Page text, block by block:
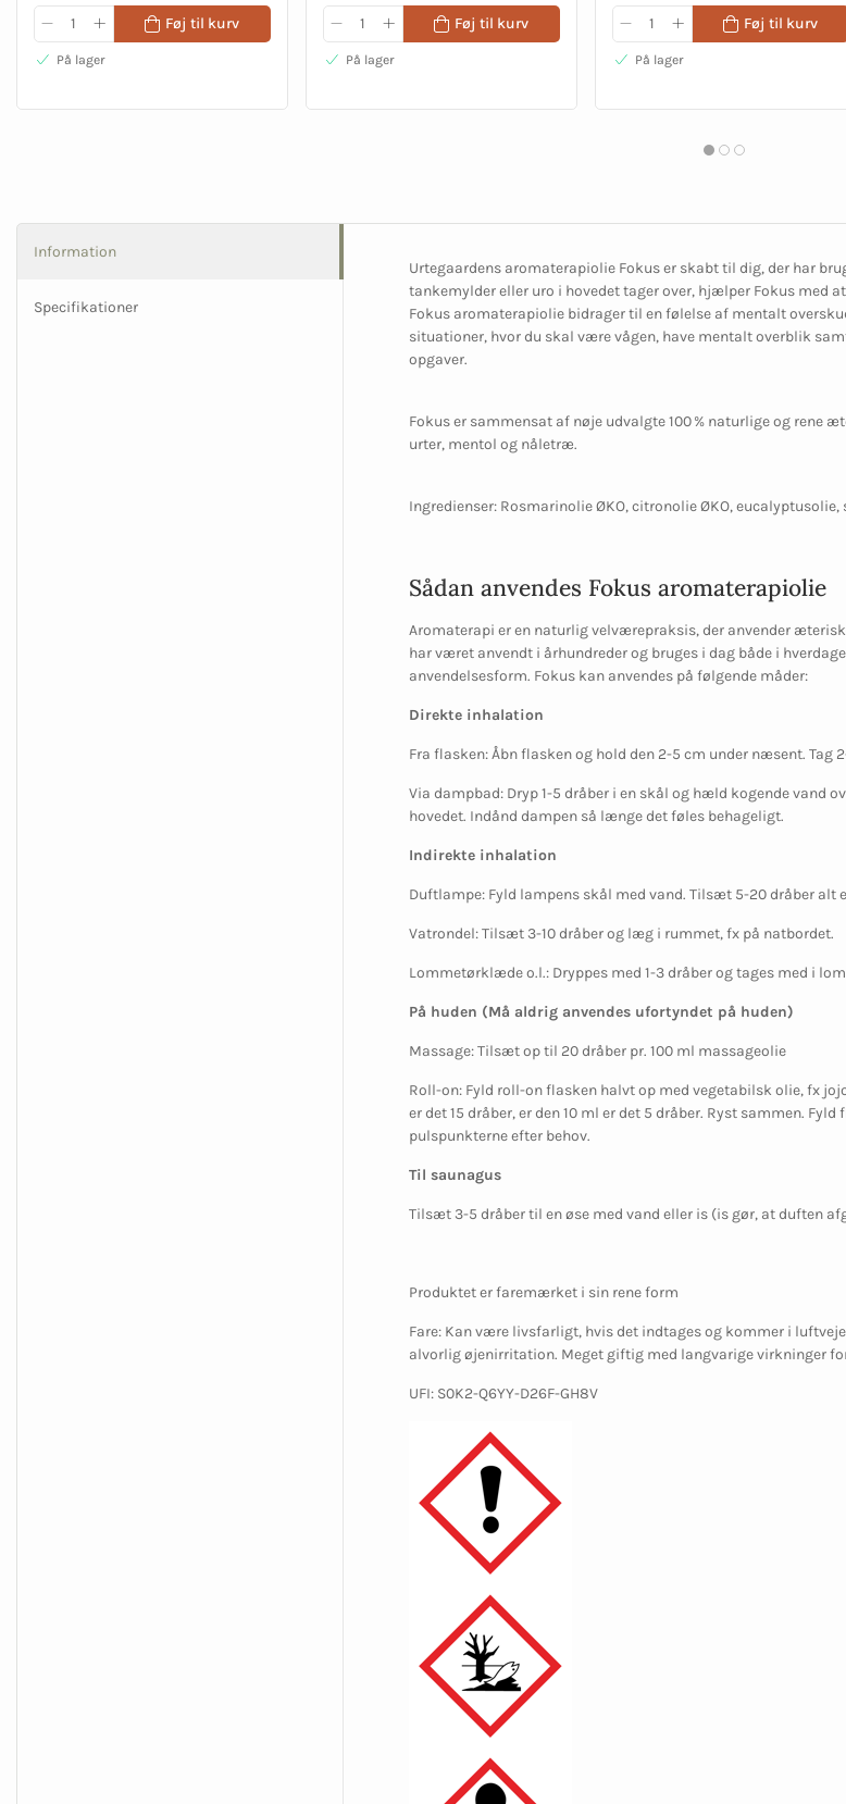
Føj til kurv
På lager
Føj til kurv
På lager
Føj til kurv
På lager
Information
Specifikationer
Urtegaardens aromaterapiolie Fokus er skabt til dig, der har
tankemylder eller uro i hovedet tager over, hjælper Fokus med
Fokus aromaterapiolie bidrager til en følelse af mentalt
situationer, hvor du skal være vågen, have mentalt overblik
opgaver.
Fokus er sammensat af nøje udvalgte 100 % naturlige og
urter, mentol og nåletræ.
Ingredienser: Rosmarinolie ØKO, citronolie ØKO,
Sådan anvendes Fokus aromaterapiolie
Aromaterapi er en naturlig velværepraksis, der anvender
har været anvendt i århundreder og bruges i dag både i
anvendelsesform. Fokus kan anvendes på følgende måder:
Direkte inhalation
Fra flasken: Åbn flasken og hold den 2-5 cm under næsent. Tag
Via dampbad: Dryp 1-5 dråber i en skål og hæld kogende vand
hovedet. Indånd dampen så længe det føles behageligt.
Indirekte inhalation
Duftlampe: Fyld lampens skål med vand. Tilsæt 5-20 dråber
Vatrondel: Tilsæt 3-10 dråber og læg i rummet, fx på natbordet.
Lommetørklæde o.l.: Dryppes med 1-3 dråber og tages med i
På huden (Må aldrig anvendes ufortyndet på huden)
Massage: Tilsæt op til 20 dråber pr. 100 ml massageolie
Roll-on: Fyld roll-on flasken halvt op med vegetabilsk olie, fx
er det 15 dråber, er den 10 ml er det 5 dråber. Ryst sammen.
pulspunkterne efter behov.
Til saunagus
Tilsæt 3-5 dråber til en øse med vand eller is (is gør, at duften
Produktet er faremærket i sin rene form
Fare: Kan være livsfarligt, hvis det indtages og kommer i
alvorlig øjenirritation. Meget giftig med langvarige virkninger
UFI: S0K2-Q6YY-D26F-GH8V